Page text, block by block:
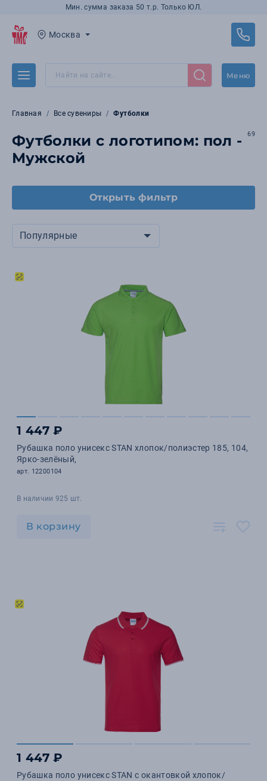
Мин. сумма заказа 50 т.р. Только ЮЛ.
Москва
Меню
Главная Все сувениры Футболки
Футболки с логотипом: пол -
Мужской
69
Открыть фильтр
Популярные
1 447 ₽
Рубашка поло унисекс STAN хлопок/полиэстер 185, 104,
Ярко-зелёный,
арт. 12200104
В наличии 925 шт.
В корзину
1 447 ₽
Рубашка поло унисекс STAN с окантовкой хлопок/